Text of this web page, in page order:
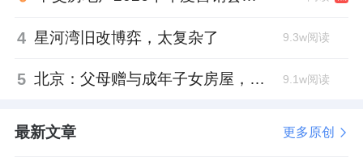
4 星河湾旧改博弈，太复杂了 9.3w阅读
5 北京：父母赠与成年子女房屋，不再核验子女的购房资格 9.1w阅读
最新文章 更多原创